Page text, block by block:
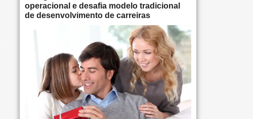
operacional e desafia modelo tradicional
de desenvolvimento de carreiras